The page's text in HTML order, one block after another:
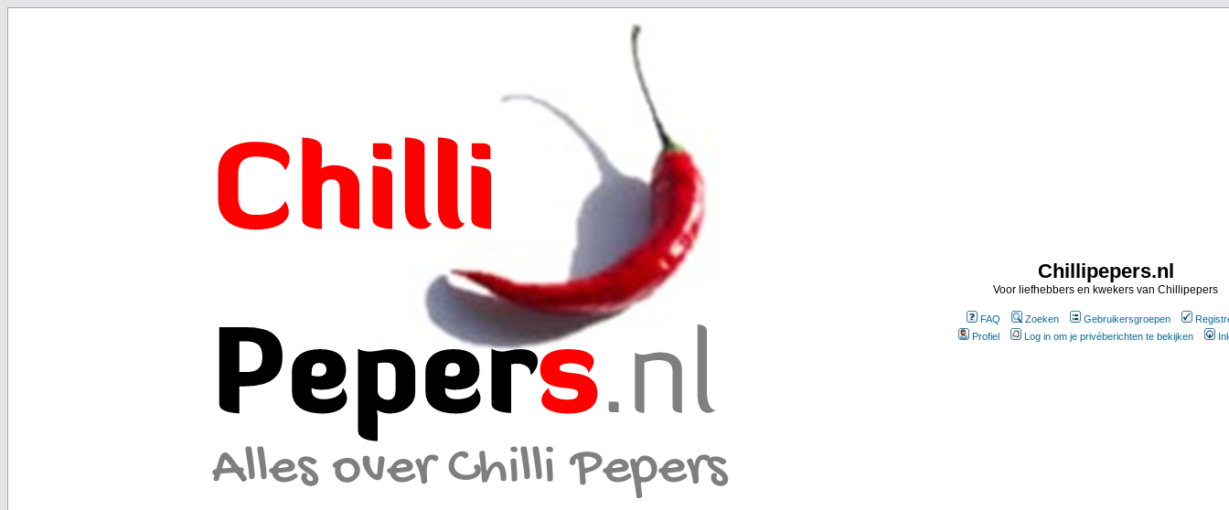
Chillipepers.nl
Voor liefhebbers en kwekers van Chillipepers
FAQ Zoeken Gebruikersgroepen
Profiel
Log in om je privéberichten te bekijken